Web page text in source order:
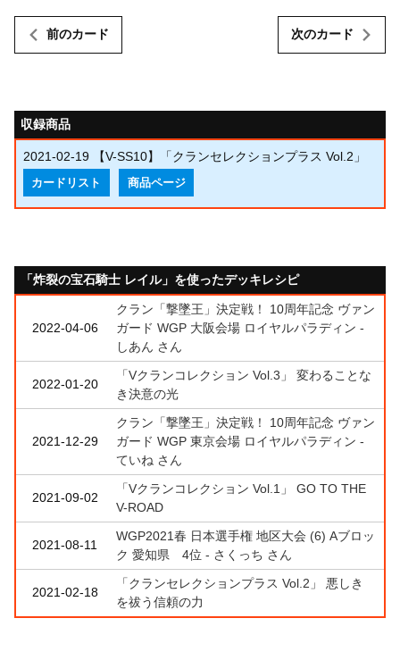
前のカード 次のカード
収録商品
2021-02-19 【V-SS10】「クランセレクションプラス Vol.2」
カードリスト 商品ページ
「炸裂の宝石騎士 レイル」を使ったデッキレシピ
2022-04-06
クラン「撃墜王」決定戦！ 10周年記念 ヴァン
ガード WGP 大阪会場 ロイヤルパラディン -
しあん さん
2022-01-20
「Vクランコレクション Vol.3」 変わることな
き決意の光
2021-12-29
クラン「撃墜王」決定戦！ 10周年記念 ヴァン
ガード WGP 東京会場 ロイヤルパラディン -
ていね さん
2021-09-02
「Vクランコレクション Vol.1」 GO TO THE
V-ROAD
2021-08-11
WGP2021春 日本選手権 地区大会 (6) Aブロッ
ク 愛知県 4位 - さくっち さん
2021-02-18
「クランセレクションプラス Vol.2」 悪しき
を祓う信頼の力